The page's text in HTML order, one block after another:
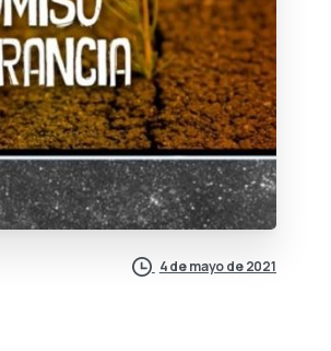
4 de mayo de 2021